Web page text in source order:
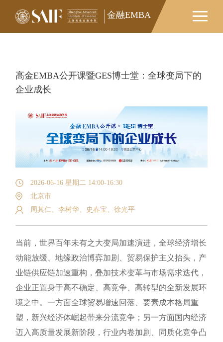
金融EMBA
金融EMBA
高金EMBA公开课暨GES博士堂：全球变局下的
企业成长
2026-06-16 星期二 14:00-16:30
北京市
周其仁、李树华、史春宝、徐光平
当前，世界百年未有之大变局加速演进，全球经济增长
动能放缓、地缘政治博弈加剧、贸易保护主义抬头，产
业链供应链加速重构，叠加技术变革与市场需求迭代，
企业正置身于高不确定、高竞争、高转型的全新发展环
境之中。一方面全球贸易增速回落、要素成本格局重
塑，新兴经济体崛起带来分流竞争；另一方面国内经济
迈入高质量发展新阶段，行业内卷加剧、同质化竞争凸